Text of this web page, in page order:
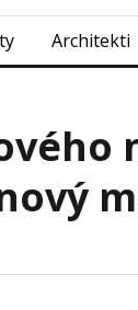
Architekti